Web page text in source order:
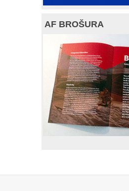
AF BROŠURA